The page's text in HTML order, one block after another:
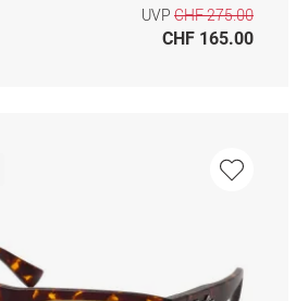
UVP CHF 275.00
CHF 165.00